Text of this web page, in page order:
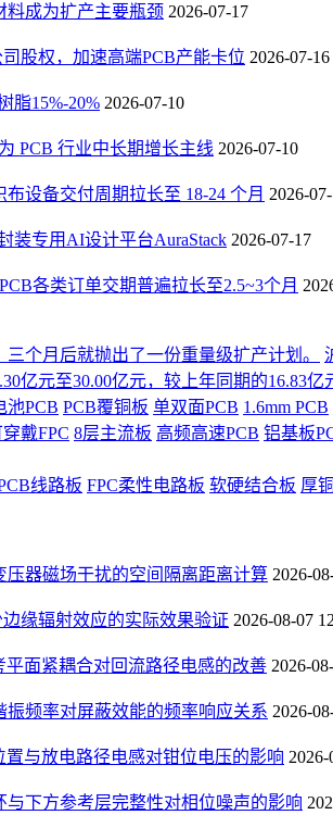
料成为扩产主要瓶颈 2026-07-17
股权，加速高端PCB产能卡位 2026-07-16
脂15%-20% 2026-07-10
PCB 行业中长期增长主线 2026-07-10
设备交付周期拉长至 18-24 个月 2026-
装专用AI设计平台AuraStack 2026-07-17
各类订单交期普遍拉长至2.5~3个月
个月后就抛出了一份重量级扩产计划。
亿元至30.00亿元，较上年同期的16.83亿
池PCB PCB覆铜板 单双面PCB 1.6mm PCB
戴FPC 8层主流板 高频高速PCB 铝基板
线路板 FPC柔性电路板 软硬结合板 厚
器磁场干扰的空间隔离距离计算 2026-
缘辐射效应的实际效果验证 2026-08-07
面紧耦合对回流路径电感的改善 2026-
频率对屏蔽效能的频率响应关系 2026-
与放电路径电感对钳位电压的影响 2026-
下方参考层完整性对相位噪声的影响